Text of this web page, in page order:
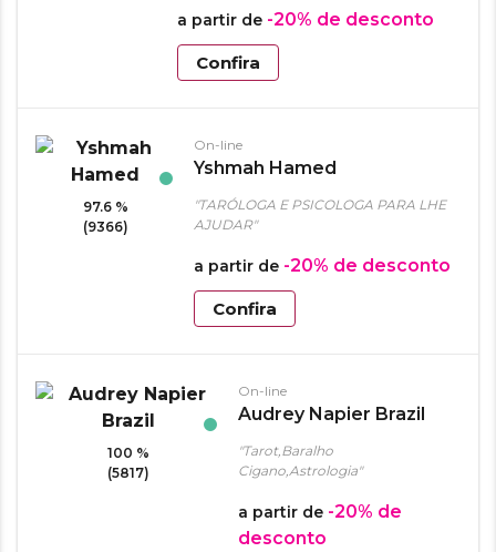
a partir de -20% de desconto
Confira
97.6 %
(9366)
On-line
Yshmah Hamed
"TARÓLOGA E PSICOLOGA PARA LHE
AJUDAR"
a partir de -20% de desconto
Confira
100 %
(5817)
On-line
Audrey Napier Brazil
"Tarot,Baralho
Cigano,Astrologia"
a partir de -20% de
desconto